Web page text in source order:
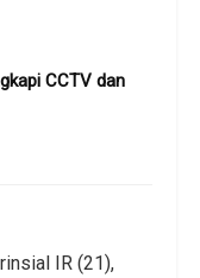
CCTV dan
IR (21),